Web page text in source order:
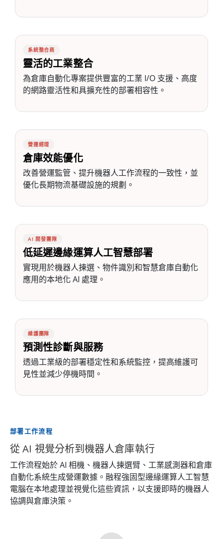
系統整合商
靈活的工業整合
為倉庫自動化專案提供豐富的工業 I/O 支援、高度
的網路靈活性和具擴充性的部署相容性。
營運經理
倉庫效能優化
改善營運監管、提升機器人工作流程的一致性，並
優化長期物流基礎設施的規劃。
AI 開發團隊
低延遲邊緣運算人工智慧部署
實現用於機器人揀選、物件識別和智慧倉庫自動化
應用的本地化 AI 處理。
維護團隊
預測性診斷與服務
透過工業級的部署穩定性和系統監控，提高維護可
見性並減少停機時間。
部署工作流程
從 AI 視覺分析到機器人倉庫執行
工作流程始於 AI 相機、機器人揀選臂、工業感測器和倉庫
自動化系統生成營運數據。融程強固型邊緣運算人工智慧
電腦在本地處理並視覺化這些資訊，以支援即時的機器人
協調與倉庫決策。